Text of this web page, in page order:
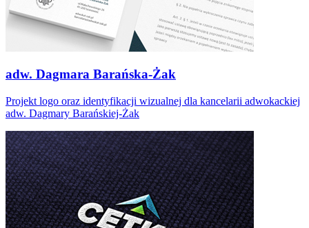
adw. Dagmara Barańska-Żak
Projekt logo oraz identyfikacji wizualnej dla kancelarii adwokackiej
adw. Dagmary Barańskiej-Żak